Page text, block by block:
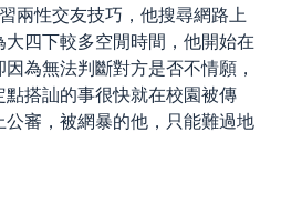
兩性交友技巧，他搜尋網路上
四下較多空閒時間，他開始在
為無法判斷對方是否不情願，
搭訕的事很快就在校園被傳
審，被網暴的他，只能難過地